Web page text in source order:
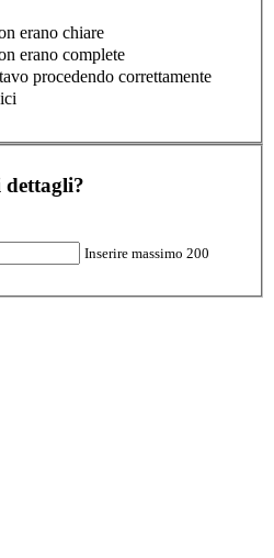
erano chiare
erano complete
procedendo correttamente
dettagli?
Inserire massimo 200